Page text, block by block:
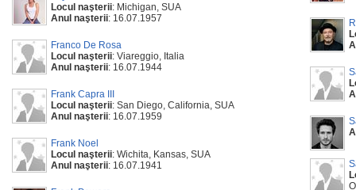
Locul naşterii: Michigan, SUA
Anul naşterii: 16.07.1957
Franco De Rosa
Locul naşterii: Viareggio, Italia
Anul naşterii: 16.07.1944
Frank Capra III
Locul naşterii: San Diego, California, SUA
Anul naşterii: 16.07.1959
Frank Noel
Locul naşterii: Wichita, Kansas, SUA
Anul naşterii: 16.07.1941